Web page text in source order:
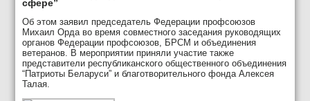
сфере”
Об этом заявил председатель Федерации профсоюзов
Михаил Орда во время совместного заседания руководящих
органов Федерации профсоюзов, БРСМ и объединения
ветеранов. В мероприятии приняли участие также
представители республиканского общественного объединения
“Патриоты Беларуси” и благотворительного фонда Алексея
Талая.